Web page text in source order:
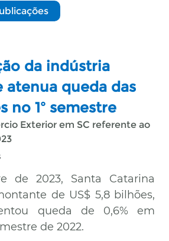
da indústria
atenua queda das
no 1º semestre
Exterior em SC referente ao
de 2023, Santa Catarina
de US$ 5,8 bilhões,
queda de 0,6% em
de 2022.